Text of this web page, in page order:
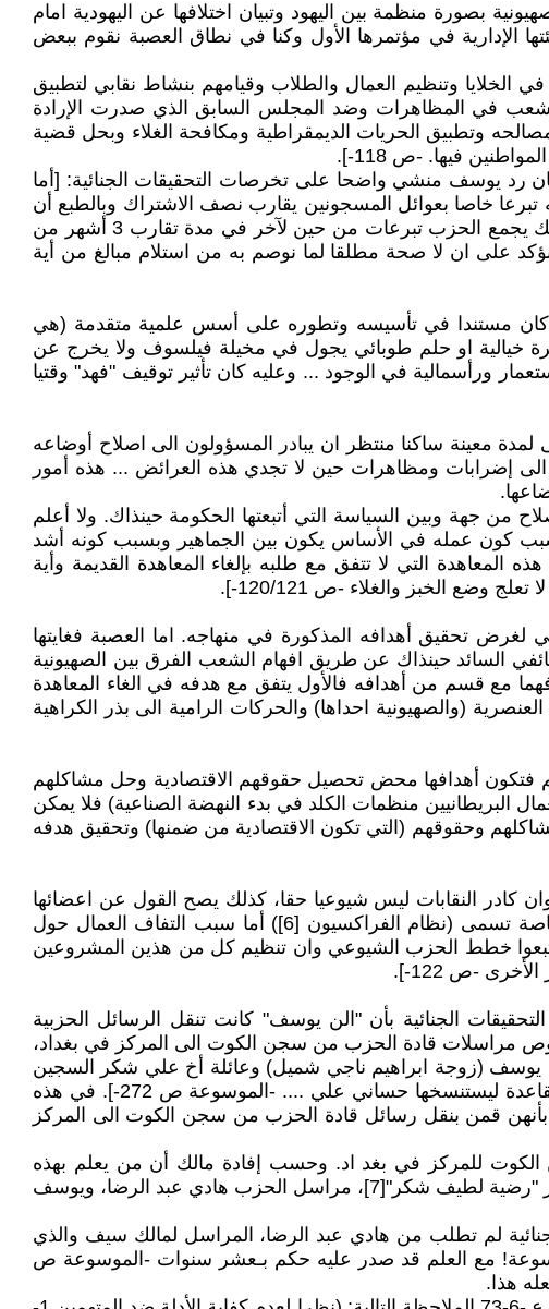
بصورة منظمة بين اليهود وتبيان اختلافها عن اليهودية امام
الإدارية في مؤتمرها الأول وكنا في نطاق العصبة نقوم ببعض
في الخلايا وتنظيم العمال والطلاب وقيامهم بنشاط نقابي لتطبيق
في المظاهرات وضد المجلس السابق الذي صدرت الإرادة
وتطبيق الحريات الديمقراطية ومكافحة الغلاء وبحل قضية
فيها. -ص 118-].
رد يوسف منشي واضحا على تخرصات التحقيقات الجنائية: [أما
والناس المؤازرين المتصلين بهم فكل عضو يدفع اشتراكا شهريا 1% ويضاف إليه تبرعا خاصا بعوائل المسجونين يقارب نصف الاشتراك وبالطبع أن
مجموع الاشتراكات صغيرة لا تتجاوز 20 دينارا بسبب أن الأكثرية الساحقة من الأعضاء هم من طبقة الكادحين. وكذلك يجمع الحزب تبرعات من حين لآخر في مدة تقارب 3 أشهر من
جميع هذه النقود الى بغداد.... ونؤكد على ان لا صحة مطلقا لما نوصم به من استلام مبالغ من أية
كان مستندا في تأسيسه وتطوره على أسس علمية متقدمة (هي
خيالية او حلم طوبائي يجول في مخيلة فيلسوف ولا يخرج عن
ورأسمالية في الوجود ... وعليه كان تأثير توقيف "فهد" وقتيا
معينة ساكنا منتظر ان يبادر المسؤولون الى اصلاح أوضاعه
الى إضرابات ومظاهرات حين لا تجدي هذه العرائض ... هذه أمور
من جهة وبين السياسة التي أتبعتها الحكومة حينذاك. ولا أعلم
كون عمله في الأساس يكون بين الجماهير وبسبب كونه أشد
المعاهدة التي لا تتفق مع طلبه بإلغاء المعاهدة القديمة وأية
الخبز والغلاء -ص 120/121-].
تحقيق أهدافه المذكورة في منهاجه. اما العصبة فغايتها
السائد حينذاك عن طريق افهام الشعب الفرق بين الصهيونية
مع قسم من أهدافه فالأول يتفق مع هدفه في الغاء المعاهدة
(والصهيونية احداها) والحركات الرامية الى بذر الكراهية
فتكون أهدافها محض تحصيل حقوقهم الاقتصادية وحل مشاكلهم
البريطانيين منظمات الكلد في بدء النهضة الصناعية) فلا يمكن
وحقوقهم (التي تكون الاقتصادية من ضمنها) وتحقيق هدفه
كادر النقابات ليس شيوعيا حقا، كذلك يصح القول عن اعضائها
وتنظيمها يجرى مباشر من قبل هيئاتها الرسمية وإذا كان للحزب أعضاء في المشروع فعادة ينتظمون بمنظمات خاصة تسمى (نظام الفراكسيون [6]) أما سبب التفاف العمال حول
خطط الحزب الشيوعي وان تنظيم كل من هذين المشروعين
-ص 122-].
الجنائية بأن "الن يوسف" كانت تنقل الرسائل الحزبية
بخصوص مراسلات قادة الحزب من سجن الكوت الى المركز في بغداد،
يوسف (زوجة ابراهيم ناجي شميل) وعائلة أخ علي شكر السجين
وكنت استلمها بواسطة مراسل الحزب (هادي عبد الرضا) وبواسطة يوسف زلوف احيانا وأرسلها الى وكر مطبعة القاعدة ليستنسخها حساني علي .... -الموسوعة ص 272-]. في هذه
قمن بنقل رسائل قادة الحزب من سجن الكوت الى المركز
للمركز في بغد اد. وحسب إفادة مالك أن من يعلم بهذه
المراسلات الحزبية لفهد ويمكنه أن يكون شاهد إثبات ويؤكد صحة إفادته هم كل من: (الن يوسف، عائلة أخ علي شكر "رضية لطيف شكر"[7]، مراسل الحزب هادي عبد الرضا، ويوسف
لم تطلب من هادي عبد الرضا، المراسل لمالك سيف والذي
مع العلم قد صدر عليه حكم بـعشر سنوات -الموسوعة ص